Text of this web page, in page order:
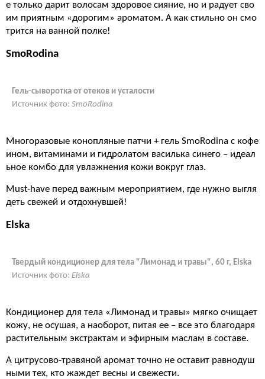
е только дарит волосам здоровое сияние, но и радует сво
им приятным «дорогим» ароматом. А как стильно он смо
трится на ванной полке!
SmoRodina
Гель-сыворотка от отеков и усталости
Источник фото: SmoRodina
Многоразовые конопляные патчи + гель SmoRodina с кофе
ином, витаминами и гидролатом василька синего – идеал
ьное комбо для увлажнения кожи вокруг глаз.
Must-have перед важным мероприятием, где нужно выгля
деть свежей и отдохнувшей!
Elska
Твердый кондиционер для тела "Лимонад и травы", 60 г, Elska
Источник фото: Elska
Кондиционер для тела «Лимонад и травы» мягко очищает
кожу, не осушая, а наоборот, питая ее – все это благодаря
растительным экстрактам и эфирным маслам в составе.
А цитрусово-травяной аромат точно не оставит равнодуш
ными тех, кто жаждет весны и свежести.